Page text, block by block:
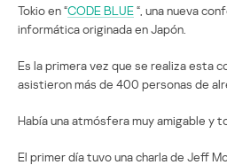
Tokio en “CODE BLUE“, una nueva
informática originada en Japón.
Es la primera vez que se realiza esta
asistieron más de 400 personas de
Había una atmósfera muy amigable y
El primer día tuvo una charla de Jeff